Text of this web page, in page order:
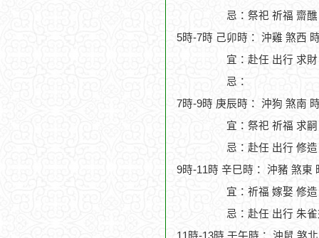
忌：祭祀 祈福 齋
5時-7時 己卯時： 沖雞 煞西
宜：赴任 出行 求
忌：
7時-9時 庚辰時： 沖狗 煞南
宜：祭祀 祈福 求
忌：赴任 出行 修
9時-11時 辛巳時： 沖豬 煞東
宜：祈福 嫁娶 修
忌：赴任 出行 朱